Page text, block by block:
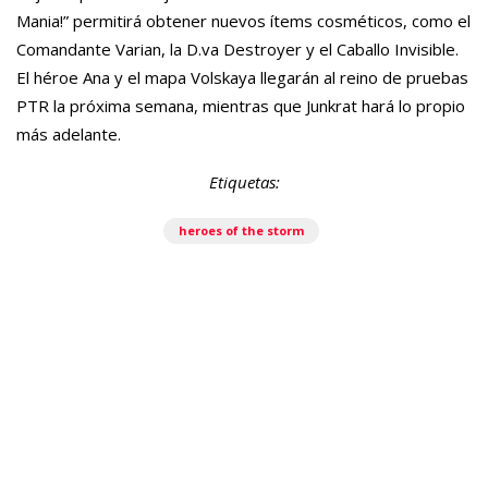
Mania!” permitirá obtener nuevos ítems cosméticos, como el
Comandante Varian, la D.va Destroyer y el Caballo Invisible.
El héroe Ana y el mapa Volskaya llegarán al reino de pruebas
PTR la próxima semana, mientras que Junkrat hará lo propio
más adelante.
Etiquetas:
heroes of the storm